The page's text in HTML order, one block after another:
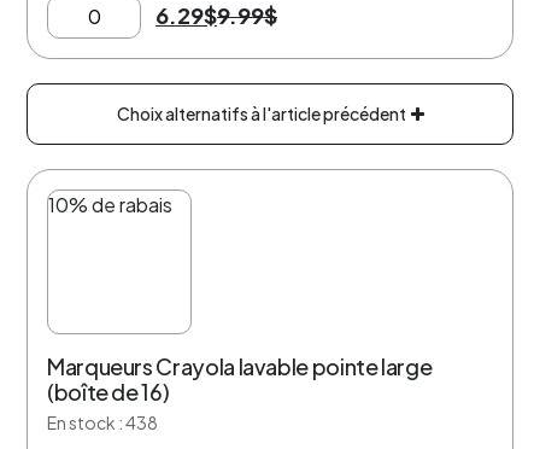
6.29$9.99$
Choix alternatifs à l'article précédent
10% de rabais
Marqueurs Crayola lavable pointe large
(boîte de 16)
En stock : 438